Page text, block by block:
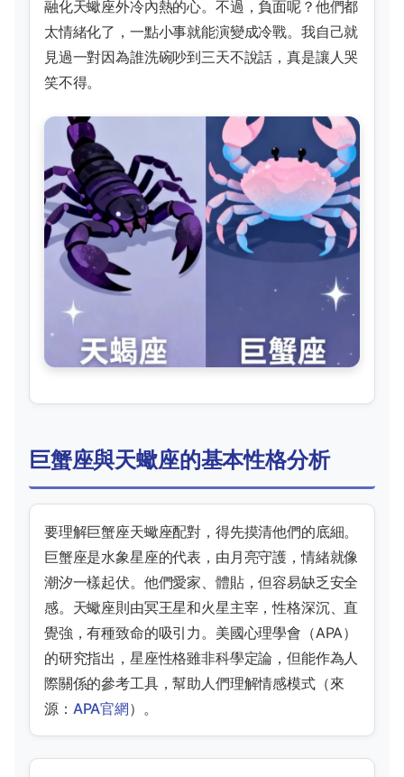
融化天蠍座外冷內熱的心。不過，負面呢？他們都
太情緒化了，一點小事就能演變成冷戰。我自己就
見過一對因為誰洗碗吵到三天不說話，真是讓人哭
笑不得。
巨蟹座與天蠍座的基本性格分析
要理解巨蟹座天蠍座配對，得先摸清他們的底細。
巨蟹座是水象星座的代表，由月亮守護，情緒就像
潮汐一樣起伏。他們愛家、體貼，但容易缺乏安全
感。天蠍座則由冥王星和火星主宰，性格深沉、直
覺強，有種致命的吸引力。美國心理學會（APA）
的研究指出，星座性格雖非科學定論，但能作為人
際關係的參考工具，幫助人們理解情感模式（來
源： APA官網）。